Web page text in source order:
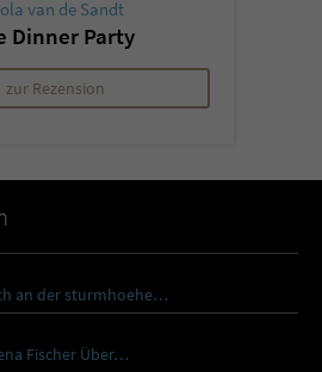
van de Sandt
Dinner Party
zur Rezension
an der sturmhoehe…
Fischer Über…